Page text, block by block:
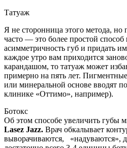
Татуаж
Я не сторонница этого метода,
часто — это более простой способ
асимметричность губ и придать
каждое утро вам приходится
карандашом, то татуаж может
примерно на пять лет.
или минеральной основе вводят
клинике «Оттимо», например).
Ботокс
Об этом способе увеличить губы
Lasez Jazz. Врач обкалывает
выворачиваются, «надуваются»,